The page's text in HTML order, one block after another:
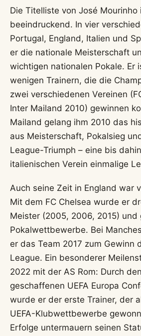
Die Titelliste von José Mourinho
beeindruckend. In vier
Portugal, England, Italien und
er die nationale Meisterschaft
wichtigen nationalen Pokale. Er
wenigen Trainern, die die
zwei verschiedenen Vereinen
Inter Mailand 2010) gewinnen
Mailand gelang ihm 2010 das
aus Meisterschaft, Pokalsieg
League-Triumph – eine bis
italienischen Verein einmalige
Auch seine Zeit in England war
Mit dem FC Chelsea wurde er
Meister (2005, 2006, 2015) und
Pokalwettbewerbe. Bei
er das Team 2017 zum Gewinn
League. Ein besonderer
2022 mit der AS Rom: Durch
geschaffenen UEFA Europa
wurde er der erste Trainer, der
UEFA-Klubwettbewerbe
Erfolge untermauern seinen